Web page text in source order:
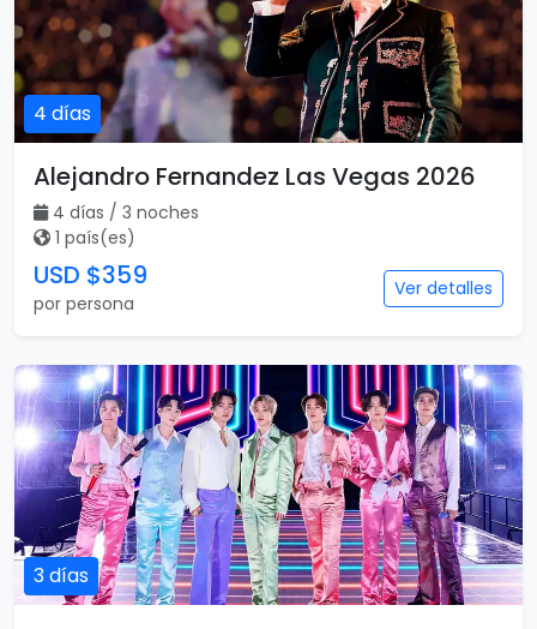
4 días
Alejandro Fernandez Las Vegas 2026
4 días / 3 noches
1 país(es)
USD $359
por persona
Ver detalles
3 días